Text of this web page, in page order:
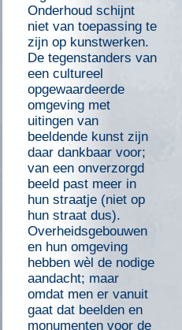
Onderhoud schijnt
niet van toepassing te
zijn op kunstwerken.
De tegenstanders van
een cultureel
opgewaardeerde
omgeving met
uitingen van
beeldende kunst zijn
daar dankbaar voor;
van een onverzorgd
beeld past meer in
hun straatje (niet op
hun straat dus).
Overheidsgebouwen
en hun omgeving
hebben wèl de nodige
aandacht; maar
omdat men er vanuit
gaat dat beelden en
monumenten voor de